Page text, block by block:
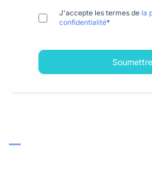
J'accepte les termes de la
confidentialité*